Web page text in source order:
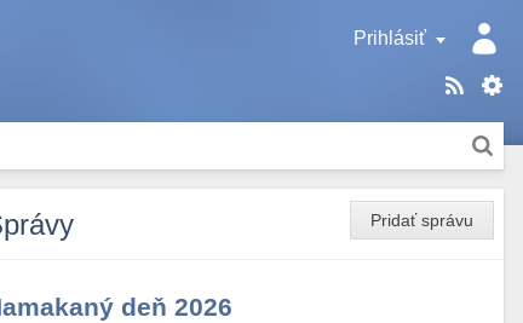
Prihlásiť
Pridať správu
deň 2026